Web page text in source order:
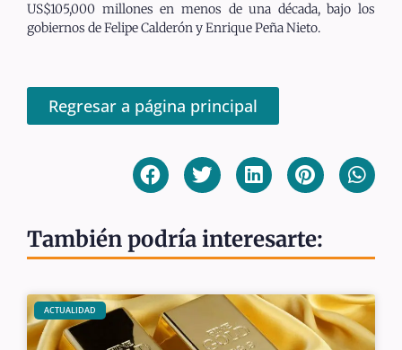
US$105,000 millones en menos de una década, bajo los
gobiernos de Felipe Calderón y Enrique Peña Nieto.
Regresar a página principal
También podría interesarte:
ACTUALIDAD